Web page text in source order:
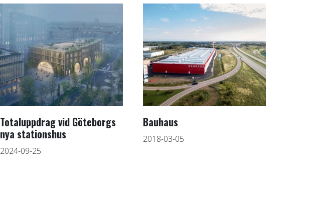
Totaluppdrag vid Göteborgs
nya stationshus
2024-09-25
Bauhaus
2018-03-05